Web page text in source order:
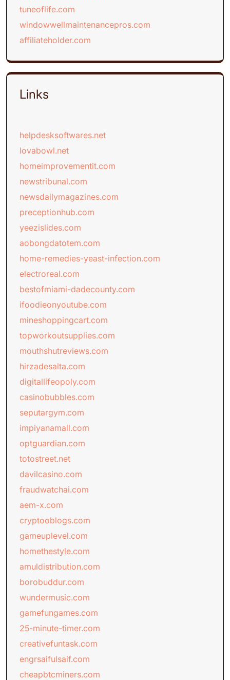
tuneoflife.com
windowwellmaintenancepros.com
affiliateholder.com
Links
helpdesksoftwares.net
lovabowl.net
homeimprovementit.com
newstribunal.com
newsdailymagazines.com
preceptionhub.com
yeezislides.com
aobongdatotem.com
home-remedies-yeast-infection.com
electroreal.com
bestofmiami-dadecounty.com
ifoodieonyoutube.com
mineshoppingcart.com
topworkoutsupplies.com
mouthshutreviews.com
hirzadesalta.com
digitallifeopoly.com
casinobubbles.com
seputargym.com
impiyanamall.com
optguardian.com
totostreet.net
davilcasino.com
fraudwatchai.com
aem-x.com
cryptooblogs.com
gameuplevel.com
homethestyle.com
amuldistribution.com
borobuddur.com
wundermusic.com
gamefungames.com
25-minute-timer.com
creativefuntask.com
engrsaifulsaif.com
cheapbtcminers.com